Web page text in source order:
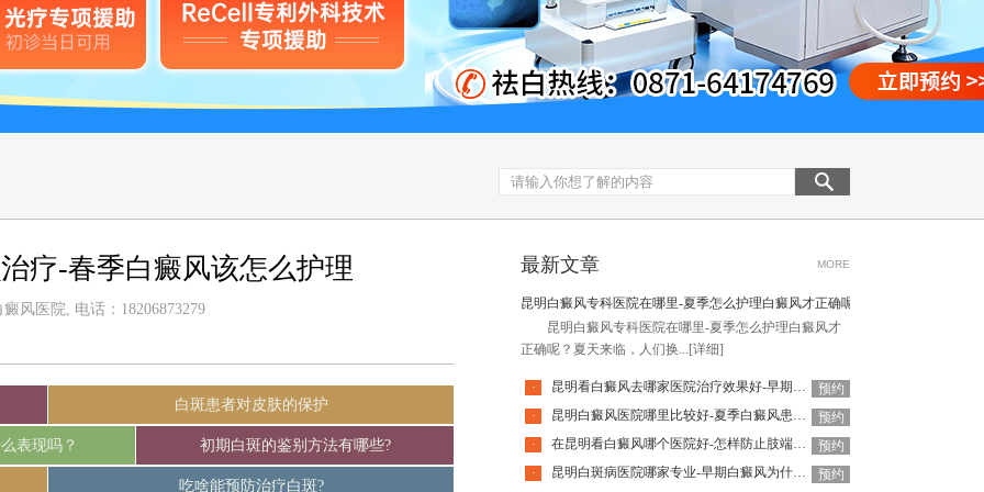
疗-春季白癜风该怎么护理
风医院, 电话：18206873279
白斑患者对皮肤的保护
表现吗？ 初期白斑的鉴别方法有哪些?
吃啥能预防治疗白斑?
最新文章 MORE
昆明白癜风专科医院在哪里-夏季怎么护理白癜风才正确呢
昆明白癜风专科医院在哪里-夏季怎么护理白癜风才
正确呢？夏天来临，人们换... [详细]
· 昆明看白癜风去哪家医院治疗效果好-早期白癜风如何尽早发现
预约
·
昆明白癜风医院哪里比较好-夏季白癜风患者适合出门旅游吗
预约
·
在昆明看白癜风哪个医院好-怎样防止肢端型白癜风蔓延
预约
·
昆明白斑病医院哪家专业-早期白癜风为什么容易被误诊 预约